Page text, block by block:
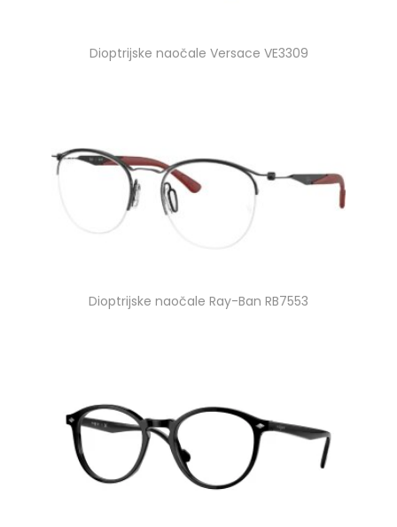
Dioptrijske naočale Versace VE3309
Dioptrijske naočale Ray-Ban RB7553